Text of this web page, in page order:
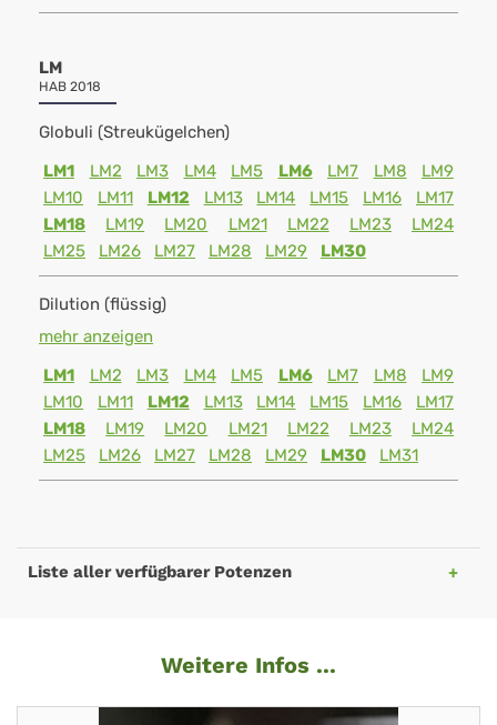
LM
HAB 2018
Globuli (Streukügelchen)
LM1
LM2 LM3 LM4 LM5 LM6 LM7 LM8
LM9
LM10
LM11 LM12 LM13 LM14 LM15 LM16
LM17
LM18
LM19 LM20 LM21 LM22 LM23
LM24
LM25
LM26 LM27 LM28 LM29 LM30
Dilution (flüssig)
mehr anzeigen
LM1
LM2 LM3 LM4 LM5 LM6 LM7 LM8
LM9
LM10
LM11 LM12 LM13 LM14 LM15 LM16
LM17
LM18
LM19 LM20 LM21 LM22 LM23
LM24
LM25
LM26 LM27 LM28 LM29 LM30 LM31
Liste aller verfügbarer Potenzen
Weitere Infos ...